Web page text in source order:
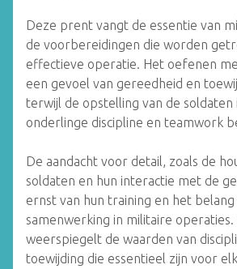
Deze prent vangt de essentie van
de voorbereidingen die worden
effectieve operatie. Het oefenen
een gevoel van gereedheid en
terwijl de opstelling van de soldaten
onderlinge discipline en teamwork
De aandacht voor detail, zoals de
soldaten en hun interactie met de
ernst van hun training en het belang
samenwerking in militaire
weerspiegelt de waarden van
toewijding die essentieel zijn voor